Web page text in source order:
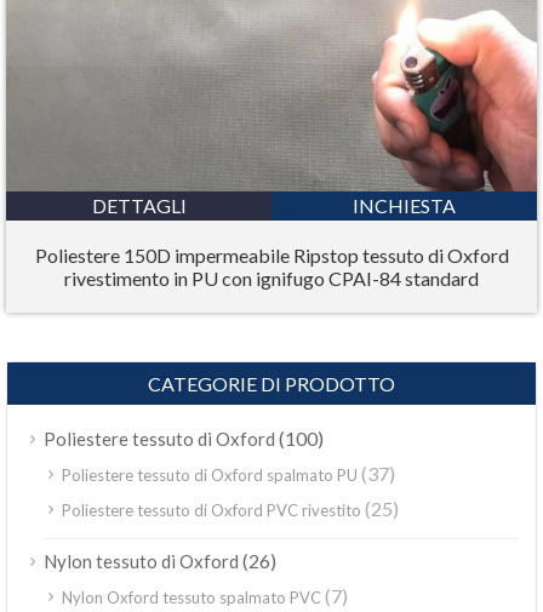
DETTAGLI INCHIESTA
Poliestere 150D impermeabile Ripstop tessuto di Oxford
rivestimento in PU con ignifugo CPAI-84 standard
CATEGORIE DI PRODOTTO
Poliestere tessuto di Oxford (100)
Poliestere tessuto di Oxford spalmato PU (37)
Poliestere tessuto di Oxford PVC rivestito (25)
Nylon tessuto di Oxford (26)
Nylon Oxford tessuto spalmato PVC(7)